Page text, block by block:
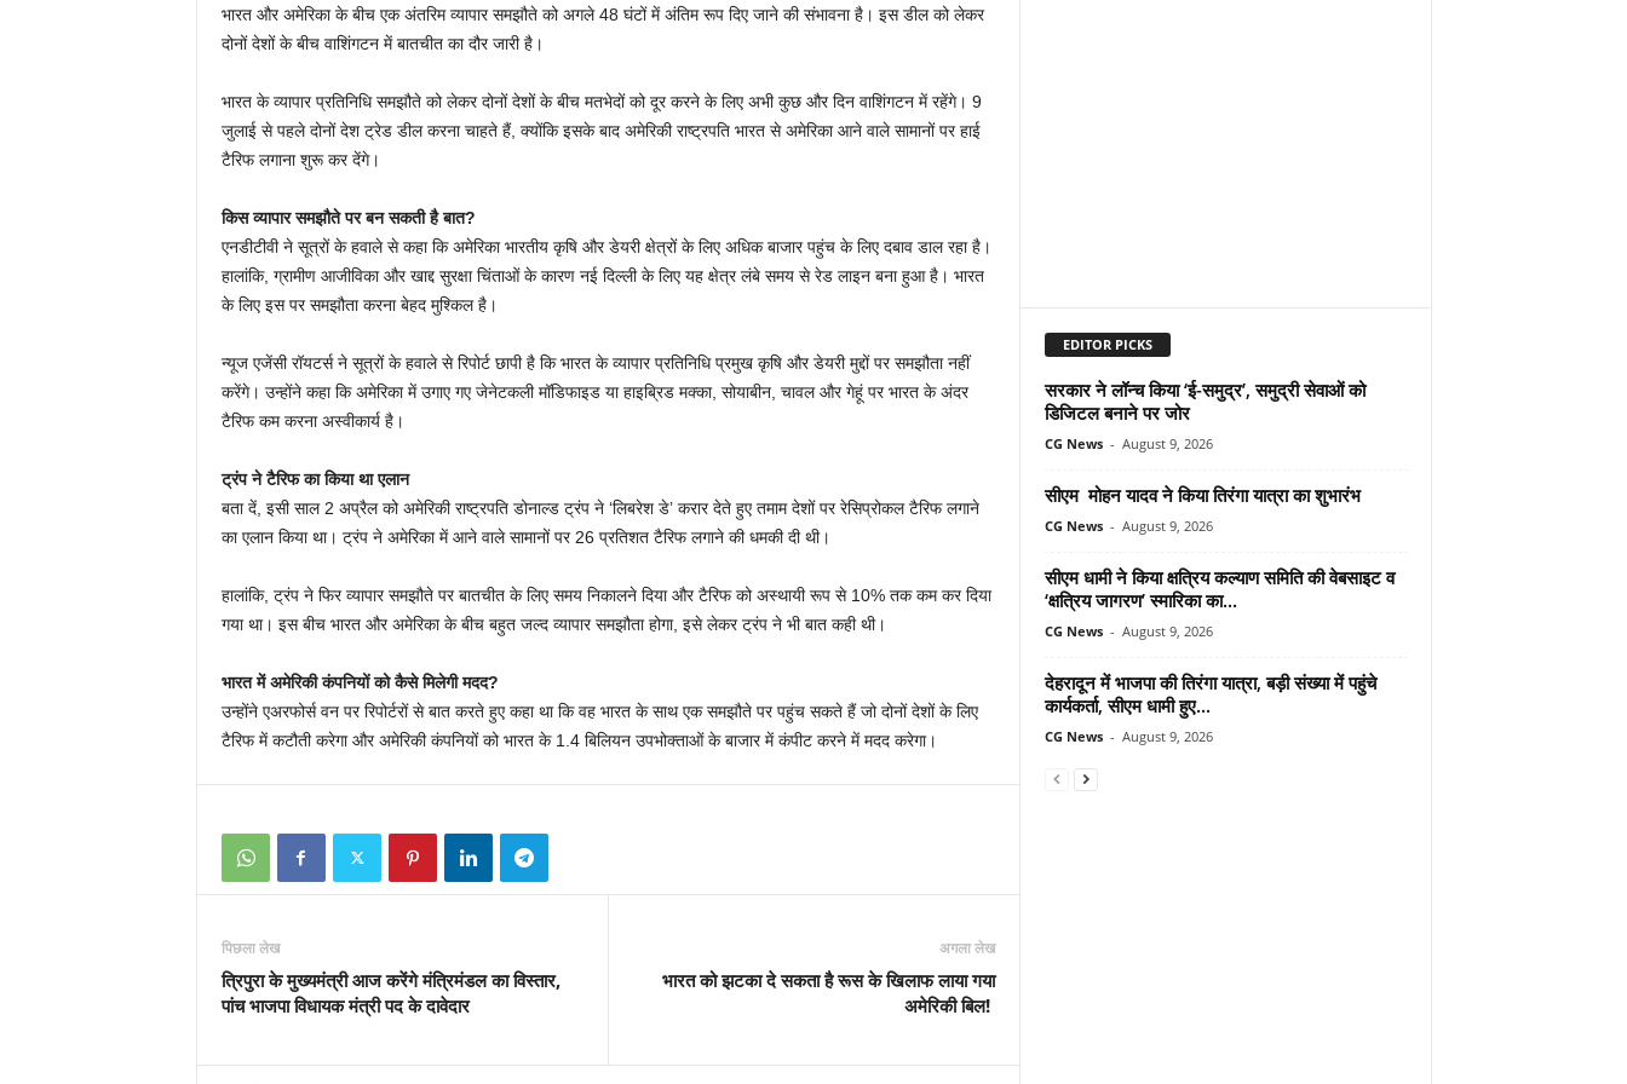
भारत और अमेरिका के बीच एक अंतरिम व्यापार समझौते को अगले 48 घंटों में अंतिम रूप दिए जाने की संभावना है। इस डील को लेकर
दोनों देशों के बीच वाशिंगटन में बातचीत का दौर जारी है।
भारत के व्यापार प्रतिनिधि समझौते को लेकर दोनों देशों के बीच मतभेदों को दूर करने के लिए अभी कुछ और दिन वाशिंगटन में रहेंगे। 9
जुलाई से पहले दोनों देश ट्रेड डील करना चाहते हैं, क्योंकि इसके बाद अमेरिकी राष्ट्रपति भारत से अमेरिका आने वाले सामानों पर हाई
टैरिफ लगाना शुरू कर देंगे।
किस व्यापार समझौते पर बन सकती है बात?
एनडीटीवी ने सूत्रों के हवाले से कहा कि अमेरिका भारतीय कृषि और डेयरी क्षेत्रों के लिए अधिक बाजार पहुंच के लिए दबाव डाल रहा है।
हालांकि, ग्रामीण आजीविका और खाद्द सुरक्षा चिंताओं के कारण नई दिल्ली के लिए यह क्षेत्र लंबे समय से रेड लाइन बना हुआ है। भारत
के लिए इस पर समझौता करना बेहद मुश्किल है।
न्यूज एजेंसी रॉयटर्स ने सूत्रों के हवाले से रिपोर्ट छापी है कि भारत के व्यापार प्रतिनिधि प्रमुख कृषि और डेयरी मुद्दों पर समझौता नहीं
करेंगे। उन्होंने कहा कि अमेरिका में उगाए गए जेनेटकली मॉडिफाइड या हाइब्रिड मक्का, सोयाबीन, चावल और गेहूं पर भारत के अंदर
टैरिफ कम करना अस्वीकार्य है।
ट्रंप ने टैरिफ का किया था एलान
बता दें, इसी साल 2 अप्रैल को अमेरिकी राष्ट्रपति डोनाल्ड ट्रंप ने ‘लिबरेश डे’ करार देते हुए तमाम देशों पर रेसिप्रोकल टैरिफ लगाने
का एलान किया था। ट्रंप ने अमेरिका में आने वाले सामानों पर 26 प्रतिशत टैरिफ लगाने की धमकी दी थी।
हालांकि, ट्रंप ने फिर व्यापार समझौते पर बातचीत के लिए समय निकालने दिया और टैरिफ को अस्थायी रूप से 10% तक कम कर दिया
गया था। इस बीच भारत और अमेरिका के बीच बहुत जल्द व्यापार समझौता होगा, इसे लेकर ट्रंप ने भी बात कही थी।
भारत में अमेरिकी कंपनियों को कैसे मिलेगी मदद?
उन्होंने एअरफोर्स वन पर रिपोर्टरों से बात करते हुए कहा था कि वह भारत के साथ एक समझौते पर पहुंच सकते हैं जो दोनों देशों के लिए
टैरिफ में कटौती करेगा और अमेरिकी कंपनियों को भारत के 1.4 बिलियन उपभोक्ताओं के बाजार में कंपीट करने में मदद करेगा।
पिछला लेख
त्रिपुरा के मुख्यमंत्री आज करेंगे मंत्रिमंडल का विस्तार,
पांच भाजपा विधायक मंत्री पद के दावेदार
अगला लेख
भारत को झटका दे सकता है रूस के खिलाफ लाया गया
अमेरिकी बिल!
EDITOR PICKS
सरकार ने लॉन्च किया ‘ई-समुद्र’, समुद्री सेवाओं को
डिजिटल बनाने पर जोर
CG News - August 9, 2026
सीएम मोहन यादव ने किया तिरंगा यात्रा का शुभारंभ
CG News - August 9, 2026
सीएम धामी ने किया क्षत्रिय कल्याण समिति की वेबसाइट व
‘क्षत्रिय जागरण’ स्मारिका का...
CG News - August 9, 2026
देहरादून में भाजपा की तिरंगा यात्रा, बड़ी संख्या में पहुंचे
कार्यकर्ता, सीएम धामी हुए...
CG News - August 9, 2026